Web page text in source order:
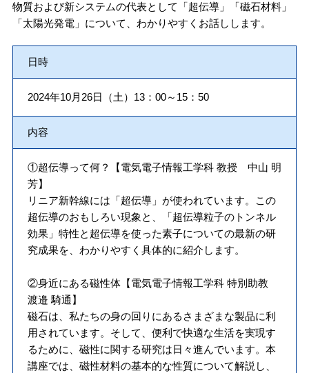
物質および新システムの代表として「超伝導」「磁石材料」
「太陽光発電」について、わかりやすくお話しします。
日時
2024年10月26日（土）13：00～15：50
内容
①超伝導って何？【電気電子情報工学科 教授 中山 明
芳】
リニア新幹線には「超伝導」が使われています。この
超伝導のおもしろい現象と、「超伝導粒子のトンネル
効果」特性と超伝導を使った素子についての最新の研
究成果を、わかりやすく具体的に紹介します。
②身近にある磁性体【電気電子情報工学科 特別助教
渡邉 騎通】
磁石は、私たちの身の回りにあるさまざまな製品に利
用されています。そして、便利で快適な生活を実現す
るために、磁性に関する研究は日々進んでいます。本
講座では、磁性材料の基本的な性質について解説し、